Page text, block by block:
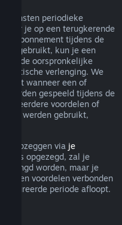
diensten periodieke
je op een terugkerende
abonnement tijdens de
gebruikt, kun je een
na de oorspronkelijke
verlenging. We
wanneer een of
werden gespeeld tijdens de
meerdere voordelen of
werden gebruikt,
opzeggen via je
is opgezegd, zal je
worden, maar je
en voordelen verbonden
periode afloopt.